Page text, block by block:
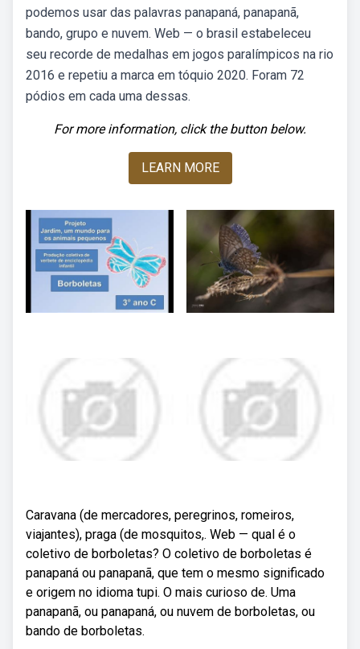
podemos usar das palavras panapaná, panapanã,
bando, grupo e nuvem. Web — o brasil estabeleceu
seu recorde de medalhas em jogos paralímpicos na rio
2016 e repetiu a marca em tóquio 2020. Foram 72
pódios em cada uma dessas.
For more information, click the button below.
LEARN MORE
Caravana (de mercadores, peregrinos, romeiros,
viajantes), praga (de mosquitos,. Web — qual é o
coletivo de borboletas? O coletivo de borboletas é
panapaná ou panapanã, que tem o mesmo significado
e origem no idioma tupi. O mais curioso de. Uma
panapanã, ou panapaná, ou nuvem de borboletas, ou
bando de borboletas.